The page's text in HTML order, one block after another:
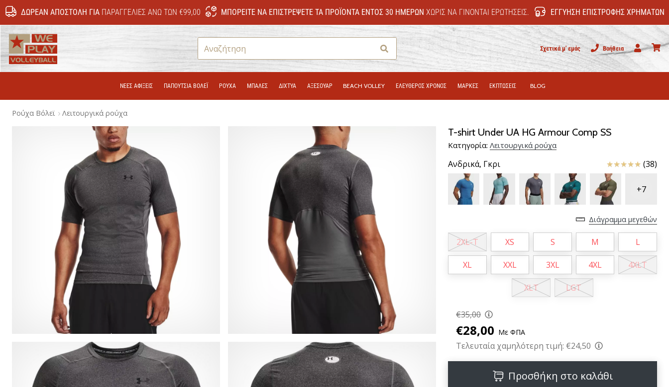
ΔΩΡΕΆΝ ΑΠΟΣΤΟΛΉ ΓΙΑΠΑΡΑΓΓΕΛΊΕΣ ΆΝΩ ΤΩΝ €99,00 ΜΠΟΡΕΊΤΕ ΝΑ ΕΠΙΣΤΡΈΨΕΤΕ ΤΑ ΠΡΟΪΌΝΤΑ ΕΝΤΌΣ 30 ΗΜΕΡΏΝ ΧΩΡΊΣ ΝΑ ΓΊΝΟΝΤΑΙ ΕΡΩΤΉΣΕΙΣ. ΕΓΓΎΗΣΗ ΕΠΙΣΤΡΟΦΉΣ ΧΡΗΜΆΤΩΝ
Αναζήτηση Σχετικά μ' εμάς
Βοήθεια
Χρήστης
ΝΕΕΣ ΑΦΙΞΕΙΣ ΠΑΠΟΎΤΣΙΑ ΒΌΛΕΪ ΡΟΎΧΑ ΜΠΑΛΕΣ ΔΊΧΤΥΑ ΑΞΕΣΟΥΑΡ BEACH VOLLEY ΕΛΕΥΘΕΡΟΣ ΧΡΟΝΟΣ ΜΑΡΚΕΣ ΕΚΠΤΩΣΕΙΣ BLOG
Ρούχα Βόλεϊ Λειτουργικά ρούχα
T-shirt Under UA HG Armour Comp SS
Κατηγορία: Λειτουργικά ρούχα
Ανδρικά, Γκρι Κριτικές (38)
+7
Διάγραμμα μεγεθών
2XL-T XS S M L
XL XXL 3XL 4XL 4XLT
XLT LGT
€35,00
€28,00 Με ΦΠΑ
Τελευταία χαμηλότερη τιμή: €24,50
Προσθήκη στο καλάθι